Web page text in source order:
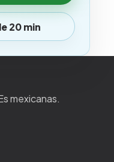
20 min
mexicanas.